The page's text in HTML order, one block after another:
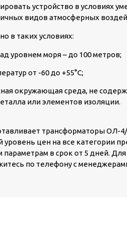
устройство в условиях
видов атмосферных
в таких условиях:
уровнем моря – до 100 метров;
от -60 до +55°С;
окружающая среда, не
или элементов изоляции.
трансформаторы ОЛ-
цен на все категории
в срок от 5 дней.
по телефону с